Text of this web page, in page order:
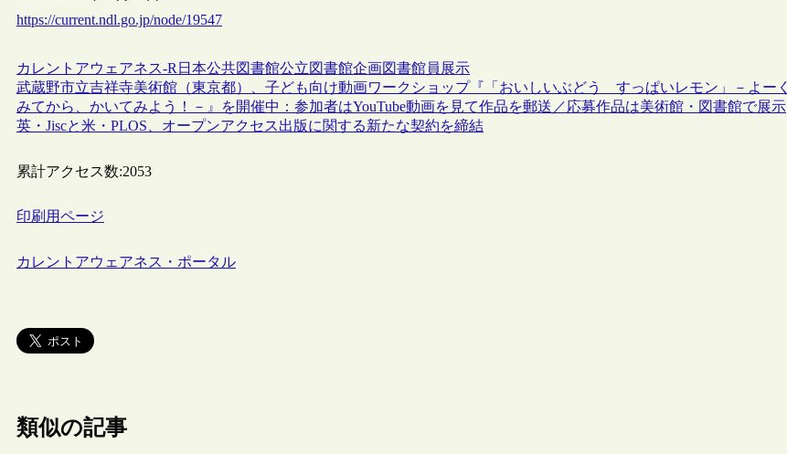
https://current.ndl.go.jp/node/19547
カレントアウェアネス-R 日本公共図書館公立図書館企画図書館員 展示
武蔵野市立吉祥寺美術館（東京都）、子ども向け動画ワークショップ『「おいしいぶどう すっぱいレモン」－よーく
みてから、かいてみよう！－』を開催中：参加者はYouTube動画を見て作品を郵送／応募作品は美術館・図書館で展示
英・Jiscと米・PLOS、オープンアクセス出版に関する新たな契約を締結
累計アクセス数:2053
印刷用ページ
カレントアウェアネス・ポータル
類似の記事